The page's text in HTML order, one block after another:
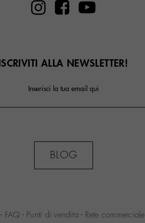
ISCRIVITI ALLA NEWSLETTER!
Inserisci la tua email qui
BLOG
- FAQ - Punti di vendita - Rete commerciale